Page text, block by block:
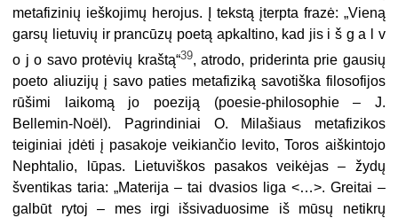
metafizinių ieškojimų herojus. Į tekstą įterpta frazė: „Vieną
garsų lietuvių ir prancūzų poetą apkaltino, kad jis i š g a l v
o j o savo protėvių kraštą“39, atrodo, priderinta prie gausių
poeto aliuzijų į savo paties metafiziką savotiška filosofijos
rūšimi laikomą jo poeziją (poesie-philosophie – J.
Bellemin-Noël). Pagrindiniai O. Milašiaus metafizikos
teiginiai įdėti į pasakoje veikiančio levito, Toros aiškintojo
Nephtalio, lūpas. Lietuviškos pasakos veikėjas – žydų
šventikas taria: „Materija – tai dvasios liga <…>. Greitai –
galbūt rytoj – mes irgi išsivaduosime iš mūsų netikrų